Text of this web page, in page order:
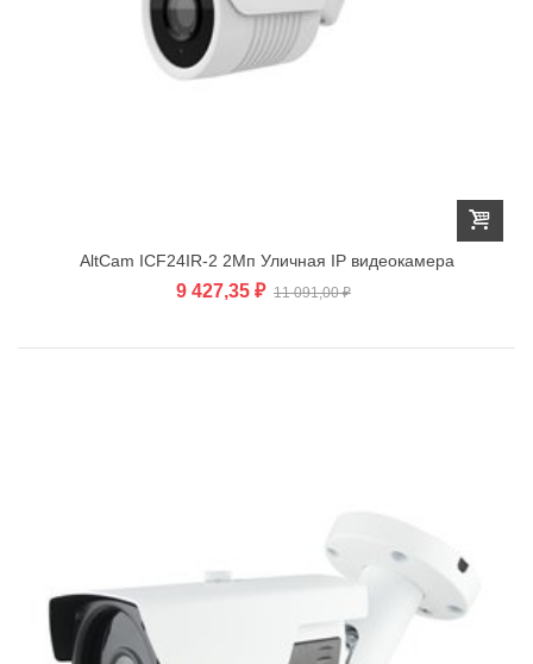
AltCam ICF24IR-2 2Мп Уличная IP видеокамера
9 427,35 ₽ 11 091,00 ₽